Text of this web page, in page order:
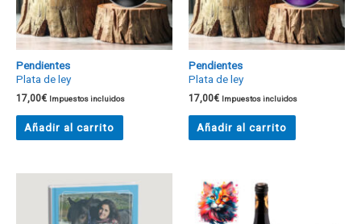
Pendientes
Plata de ley
17,00€ Impuestos incluidos
Añadir al carrito
Pendientes
Plata de ley
17,00€ Impuestos incluidos
Añadir al carrito